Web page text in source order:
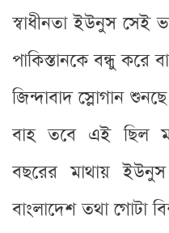
স্বাধীনতা ইউনুস
পাকিস্তানকে বন্ধু করে
জিন্দাবাদ স্লোগান
বাহ তবে এই ছিল
বছরের মাথায়
বাংলাদেশ তথা গোটা